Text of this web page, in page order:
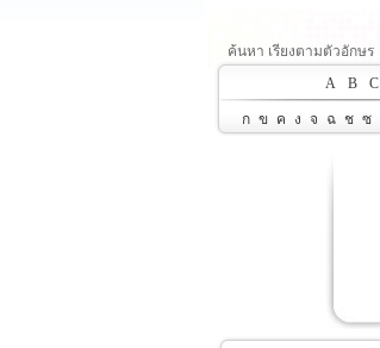
ค้นหา เรียงตามตัวอักษร
A
B C
ก ข ค ง จ ฉ ช ซ